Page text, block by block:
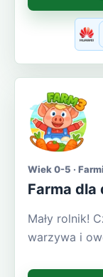
Wiek 0-5 ·
Farma dla
Mały rolnik!
warzywa i